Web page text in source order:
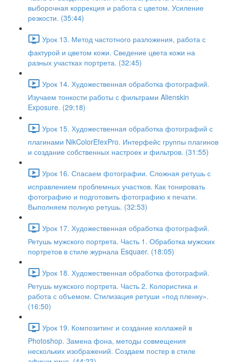
выборочная коррекция и работа с цветом. Усиление
резкости. (35:44)
Урок 13. Метод частотного разложения, работа с
фактурой и цветом кожи. Сведение цвета кожи на
разных участках портрета. (32:45)
Урок 14. Художественная обработка фотографий.
Изучаем тонкости работы с фильтрами Alienskin
Exposure. (29:18)
Урок 15. Художественная обработка фотографий с
плагинами NikColorEfexPro. Интерфейс группы плагинов
и создание собственных настроек и фильтров. (31:55)
Урок 16. Спасаем фотографии. Сложная ретушь с
исправлением проблемных участков. Как тонировать
фотографию и подготовить фотографию к печати.
Выполняем полную ретушь. (32:53)
Урок 17. Художественная обработка фотографий.
Ретушь мужского портрета. Часть 1. Обработка мужских
портретов в стиле журнала Esquaer. (18:05)
Урок 18. Художественная обработка фотографий.
Ретушь мужского портрета. Часть 2. Колористика и
работа с объемом. Стилизация ретуши «под пленку».
(16:50)
Урок 19. Композитинг и создание коллажей в
Photoshop. Замена фона, методы совмещения
нескольких изображений. Создаем постер в стиле